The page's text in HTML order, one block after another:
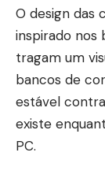
O design das
inspirado nos
tragam um
bancos de
estável
existe
PC.